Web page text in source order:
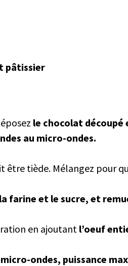
pâtissier
le chocolat découpé
au micro-ondes.
être tiède. Mélangez pour
farine et le sucre, et
en ajoutant l’oeuf
ondes, puissance